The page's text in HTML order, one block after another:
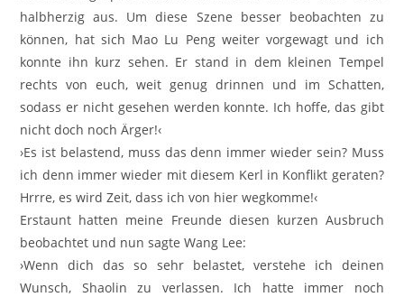
halbherzig aus. Um diese Szene besser beobachten zu
können, hat sich Mao Lu Peng weiter vorgewagt und ich
konnte ihn kurz sehen. Er stand in dem kleinen Tempel
rechts von euch, weit genug drinnen und im Schatten,
sodass er nicht gesehen werden konnte. Ich hoffe, das gibt
nicht doch noch Ärger!‹
›Es ist belastend, muss das denn immer wieder sein? Muss
ich denn immer wieder mit diesem Kerl in Konflikt geraten?
Hrrre, es wird Zeit, dass ich von hier wegkomme!‹
Erstaunt hatten meine Freunde diesen kurzen Ausbruch
beobachtet und nun sagte Wang Lee:
›Wenn dich das so sehr belastet, verstehe ich deinen
Wunsch, Shaolin zu verlassen. Ich hatte immer noch